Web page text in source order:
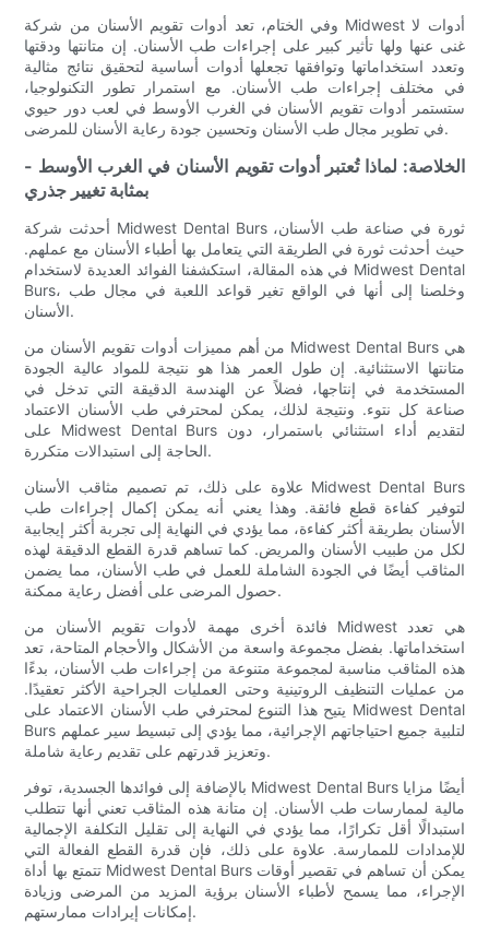
وفي الختام، تعد أدوات تقويم الأسنان من شركة Midwest أدوات لا
غنى عنها ولها تأثير كبير على إجراءات طب الأسنان. إن متانتها ودقتها
وتعدد استخداماتها وتوافقها تجعلها أدوات أساسية لتحقيق نتائج مثالية
في مختلف إجراءات طب الأسنان. مع استمرار تطور التكنولوجيا،
ستستمر أدوات تقويم الأسنان في الغرب الأوسط في لعب دور حيوي
في تطوير مجال طب الأسنان وتحسين جودة رعاية الأسنان للمرضى.
- الخلاصة: لماذا تُعتبر أدوات تقويم الأسنان في الغرب الأوسط
بمثابة تغيير جذري
أحدثت شركة Midwest Dental Burs ثورة في صناعة طب الأسنان،
حيث أحدثت ثورة في الطريقة التي يتعامل بها أطباء الأسنان مع عملهم.
في هذه المقالة، استكشفنا الفوائد العديدة لاستخدام Midwest Dental
Burs، وخلصنا إلى أنها في الواقع تغير قواعد اللعبة في مجال طب
الأسنان.
من أهم مميزات أدوات تقويم الأسنان من Midwest Dental Burs هي
متانتها الاستثنائية. إن طول العمر هذا هو نتيجة للمواد عالية الجودة
المستخدمة في إنتاجها، فضلاً عن الهندسة الدقيقة التي تدخل في
صناعة كل نتوء. ونتيجة لذلك، يمكن لمحترفي طب الأسنان الاعتماد
على Midwest Dental Burs لتقديم أداء استثنائي باستمرار، دون
الحاجة إلى استبدالات متكررة.
علاوة على ذلك، تم تصميم مثاقب الأسنان Midwest Dental Burs
لتوفير كفاءة قطع فائقة. وهذا يعني أنه يمكن إكمال إجراءات طب
الأسنان بطريقة أكثر كفاءة، مما يؤدي في النهاية إلى تجربة أكثر إيجابية
لكل من طبيب الأسنان والمريض. كما تساهم قدرة القطع الدقيقة لهذه
المثاقب أيضًا في الجودة الشاملة للعمل في طب الأسنان، مما يضمن
حصول المرضى على أفضل رعاية ممكنة.
فائدة أخرى مهمة لأدوات تقويم الأسنان من Midwest هي تعدد
استخداماتها. بفضل مجموعة واسعة من الأشكال والأحجام المتاحة، تعد
هذه المثاقب مناسبة لمجموعة متنوعة من إجراءات طب الأسنان، بدءًا
من عمليات التنظيف الروتينية وحتى العمليات الجراحية الأكثر تعقيدًا.
يتيح هذا التنوع لمحترفي طب الأسنان الاعتماد على Midwest Dental
Burs لتلبية جميع احتياجاتهم الإجرائية، مما يؤدي إلى تبسيط سير عملهم
وتعزيز قدرتهم على تقديم رعاية شاملة.
بالإضافة إلى فوائدها الجسدية، توفر Midwest Dental Burs أيضًا مزايا
مالية لممارسات طب الأسنان. إن متانة هذه المثاقب تعني أنها تتطلب
استبدالًا أقل تكرارًا، مما يؤدي في النهاية إلى تقليل التكلفة الإجمالية
للإمدادات للممارسة. علاوة على ذلك، فإن قدرة القطع الفعالة التي
تتمتع بها أداة Midwest Dental Burs يمكن أن تساهم في تقصير أوقات
الإجراء، مما يسمح لأطباء الأسنان برؤية المزيد من المرضى وزيادة
إمكانات إيرادات ممارستهم.